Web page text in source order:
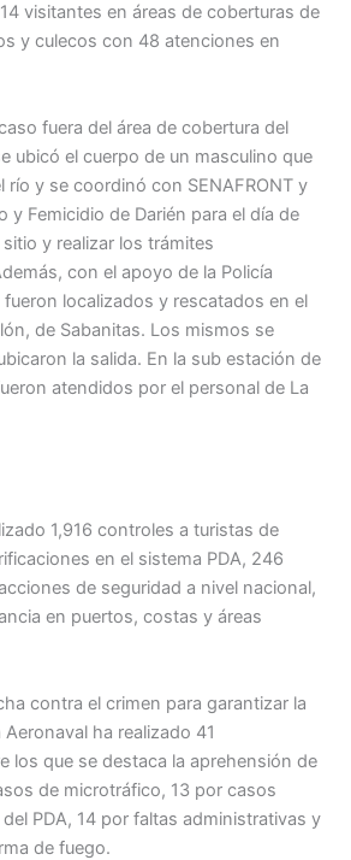
visitantes en áreas de coberturas de
y culecos con 48 atenciones en
fuera del área de cobertura del
ubicó el cuerpo de un masculino que
río y se coordinó con SENAFRONT y
y Femicidio de Darién para el día de
y realizar los trámites
con el apoyo de la Policía
localizados y rescatados en el
de Sabanitas. Los mismos se
la salida. En la sub estación de
atendidos por el personal de La
1,916 controles a turistas de
en el sistema PDA, 246
de seguridad a nivel nacional,
en puertos, costas y áreas
contra el crimen para garantizar la
ha realizado 41
los que se destaca la aprehensión de
de microtráfico, 13 por casos
PDA, 14 por faltas administrativas y
de fuego.